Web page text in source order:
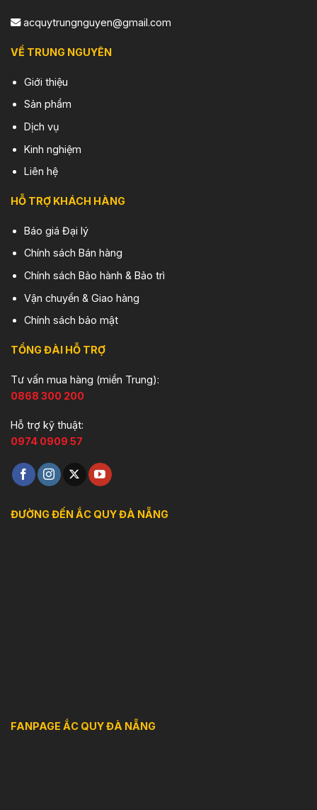
acquytrungnguyen@gmail.com
VỀ TRUNG NGUYÊN
Giới thiệu
Sản phẩm
Dịch vụ
Kinh nghiệm
Liên hệ
HỖ TRỢ KHÁCH HÀNG
Báo giá Đại lý
Chính sách Bán hàng
Chính sách Bảo hành & Bảo trì
Vận chuyển & Giao hàng
Chính sách bảo mật
TỔNG ĐÀI HỖ TRỢ
Tư vấn mua hàng (miền Trung):
0868 300 200
Hỗ trợ kỹ thuật:
0974 0909 57
ĐƯỜNG ĐẾN ẮC QUY ĐÀ NẴNG
FANPAGE ẮC QUY ĐÀ NẴNG